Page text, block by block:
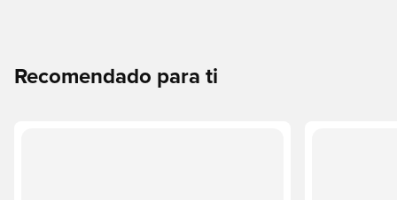
Recomendado para ti